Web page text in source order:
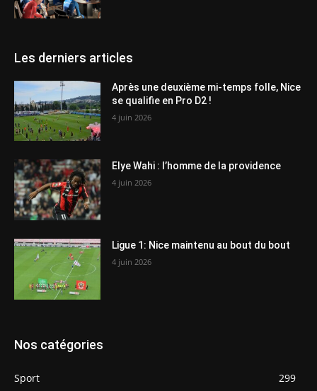
Les derniers articles
Après une deuxième mi-temps folle, Nice
se qualifie en Pro D2 !
4 juin 2026
Elye Wahi : l’homme de la providence
4 juin 2026
Ligue 1: Nice maintenu au bout du bout
4 juin 2026
Nos catégories
Sport
299